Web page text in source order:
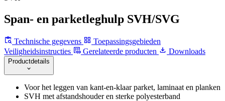
Span‐ en parketleghulp SVH/SVG
Technische gegevens
Toepassingsgebieden
Veiligheidsinstructies
Gerelateerde producten Downloads
Productdetails
Voor het leggen van kant‐en‐klaar parket, laminaat en planken
SVH met afstandshouder en sterke polyesterband